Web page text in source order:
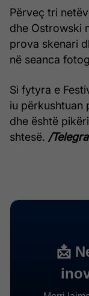
Përveç tri
dhe Ostrowski
prova skenari
në seanca
Si fytyra e
iu përkushtuan
dhe është
shtesë. /